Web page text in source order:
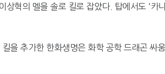
상혁의 멜을 솔로 킬로 잡았다. 탑에서도 '카
을 추가한 한화생명은 화학 공학 드래곤 싸움